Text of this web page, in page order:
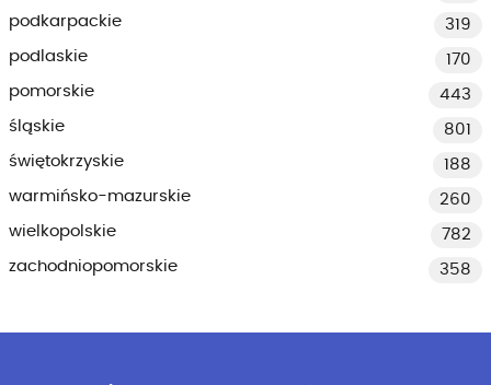
podkarpackie
319
podlaskie
170
pomorskie
443
śląskie
801
świętokrzyskie
188
warmińsko-mazurskie
260
wielkopolskie
782
zachodniopomorskie
358